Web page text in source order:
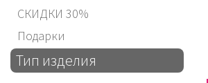
СКИДКИ 30%
Подарки
Тип изделия